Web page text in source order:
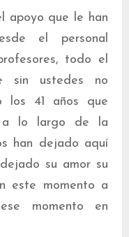
apoyo que le han
el personal
todo el
sin ustedes no
los 41 años que
a lo largo de la
han dejado aquí
su amor su
este momento a
momento en